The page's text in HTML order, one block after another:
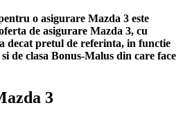
o asigurare Mazda 3 este
de asigurare Mazda 3, cu
decat pretul de referinta, in functie
de clasa Bonus-Malus din care face
3